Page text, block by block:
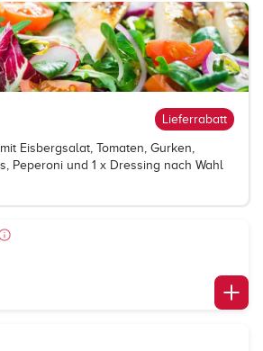
Lieferrabatt
Eisbergsalat, Tomaten, Gurken,
Peperoni und 1 x Dressing nach Wahl